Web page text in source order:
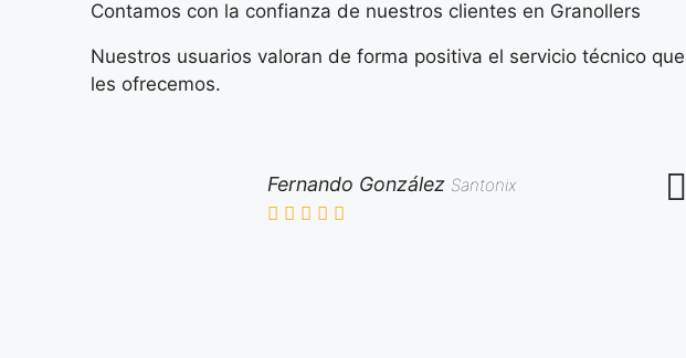
Contamos con la confianza de nuestros clientes en Granollers
Nuestros usuarios valoran de forma positiva el servicio técnico que
les ofrecemos.
Fernando González Santonix